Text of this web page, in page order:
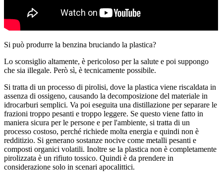
Si può produrre la benzina bruciando la plastica?
Lo sconsiglio altamente, è pericoloso per la salute e poi suppongo
che sia illegale. Però sì, è tecnicamente possibile.
Si tratta di un processo di pirolisi, dove la plastica viene riscaldata in
assenza di ossigeno, causando la decomposizione del materiale in
idrocarburi semplici. Va poi eseguita una distillazione per separare le
frazioni troppo pesanti e troppo leggere. Se questo viene fatto in
maniera sicura per le persone e per l'ambiente, si tratta di un
processo costoso, perché richiede molta energia e quindi non è
redditizio. Si generano sostanze nocive come metalli pesanti e
composti organici volatili. Inoltre se la plastica non è completamente
pirolizzata è un rifiuto tossico. Quindi è da prendere in
considerazione solo in scenari apocalittici.